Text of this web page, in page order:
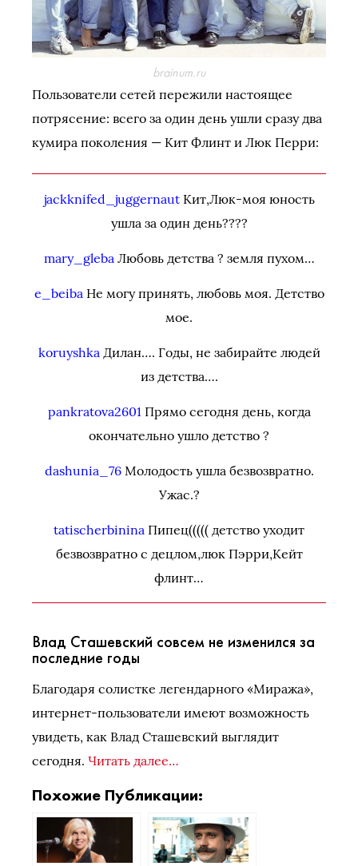
brainum.ru
Пользователи сетей пережили настоящее
потрясение: всего за один день ушли сразу два
кумира поколения — Кит Флинт и Люк Перри:
jackknifed_juggernautКит,Люк-моя юность
ушла за один день????
mary_gleba Любовь детства ? земля пухом…
e_beiba Не могу принять, любовь моя. Детство
мое.
koruyshka Дилан…. Годы, не забирайте людей
из детства….
pankratova2601 Прямо сегодня день, когда
окончательно ушло детство ?
dashunia_76Молодость ушла безвозвратно.
Ужас.?
tatischerbinina Пипец((((( детство уходит
безвозвратно с децлом,люк Пэрри,Кейт
флинт…
Влад Сташевский совсем не изменился за
последние годы
Благодаря солистке легендарного «Миража»,
интернет-пользователи имеют возможность
увидеть, как Влад Сташевский выглядит
сегодня. Читать далее…
Похожие Публикации: